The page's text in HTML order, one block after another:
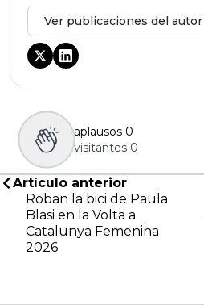
Ver publicaciones del autor
aplausos 0
visitantes 0
Artículo anterior
Roban la bici de Paula
Blasi en la Volta a
Catalunya Femenina
2026